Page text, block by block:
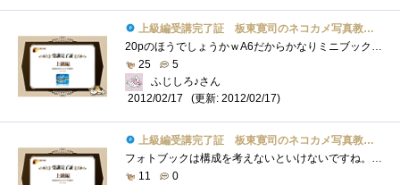
上級編受講完了証 板東寛司のネコカメ写真教室パート2
20pのほうでしょうかｗA6だからかなりミニブックですねｗネコさんの鼻だけ集めた写真集・・・は、マニアックすぎるかしらん。
25
5
ふじしろ♪さん
2012/02/17
(更新: 2012/02/17)
上級編受講完了証 板東寛司のネコカメ写真教室パート2
フォトブックは構成を考えないといけないですね。こればかりはセンスが必要ですね・・・楽しそうで、難しそう(笑)
11
0